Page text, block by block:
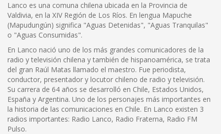
Lanco es una comuna chilena ubicada en la Provincia de
Valdivia, en la XIV Región de Los Ríos. En lengua Mapuche
(Mapudungún) significa "Aguas Detenidas", "Aguas Tranquilas"
o "Aguas Consumidas".
En Lanco nació uno de los más grandes comunicadores de la
radio y televisión chilena y también de hispanoamérica, se trata
del gran Raúl Matas llamado el maestro. Fue periodista,
conductor, presentador y locutor chileno de radio y televisión.
Su carrera de 64 años se desarrolló en Chile, Estados Unidos,
España y Argentina. Uno de los personajes más importantes en
la historia de las comunicaciones en Chile. En Lanco existen 3
radios importantes: Radio Lanco, Radio Fraterna, Radio FM
Pulso.